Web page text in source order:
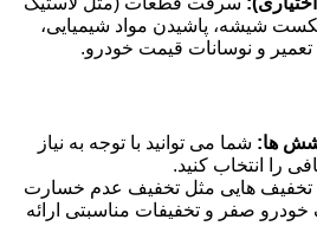
شیشه، پاشیدن مواد شیمیایی،
تعمیر و نوسانات قیمت خودرو.
ها: شما می توانید با توجه به نیاز
را انتخاب کنید.
تخفیف هایی مثل تخفیف عدم خسارت
خودرو صفر و تخفیفات مناسبتی ارائه